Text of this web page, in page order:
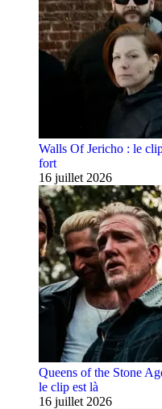
Walls Of Jericho : le
fort
16 juillet 2026
Queens of the Stone
le clip est là
16 juillet 2026